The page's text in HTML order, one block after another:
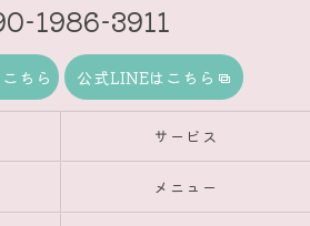
1986-3911
ちら 公式LINEはこちら
サービス
メニュー